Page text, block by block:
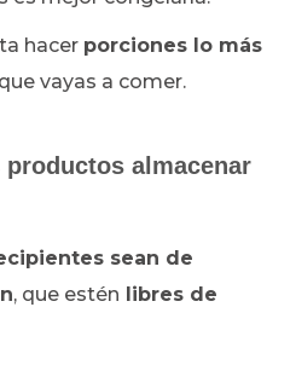
hacer porciones lo más
vayas a comer.
almacenar
sean de
, que estén libres de